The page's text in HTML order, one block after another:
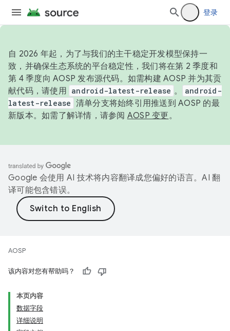
登录
自 2026 年起，为了与我们的主干稳定开发模型保持一
致，并确保生态系统的平台稳定性，我们将在第 2 季度和
第 4 季度向 AOSP 发布源代码。如需构建 AOSP 并为其贡
献代码，请使用 android-latest-release 。
android-
latest-release 清单分支将始终引用推送到 AOSP 的最
新版本。如需了解详情，请参阅 AOSP 变更。
Google 会使用 AI 技术将内容翻译成您偏好的语言。AI 翻
译可能包含错误。
AOSP
该内容对您有帮助吗？
本页内容
数据字段
详细说明